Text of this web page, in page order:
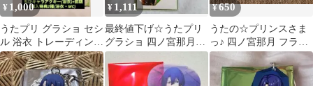
¥ 1,000
うたプリ グラショ セシ
ル 浴衣 トレーディング
アクキー(ちびキャ
ラ)+前期特典
¥ 1,111
最終値下げ☆うたプリ
グラショ 四ノ宮那月
鉱石風アクリルチャー
ム
¥650
うたの☆プリンスさま
っ♪ 四ノ宮那月 フライ
トタグコレクション